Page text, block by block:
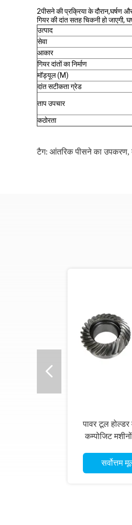
2पीसने की प्रक्रिया के दौरान,घर्षण
गियर की दांत सतह चिकनी हो जाएगी,
उत्पाद
सेवा
आकार
गियर दांतों का निर्माण
मॉड्यूल (M)
दांत सटीकता ग्रेड
ताप उपचार
कठोरता
टैग: आंतरिक पीसने का उपकरण,
पावर टूल होल्डर
कम्पोजिट
सर्वोत्तम